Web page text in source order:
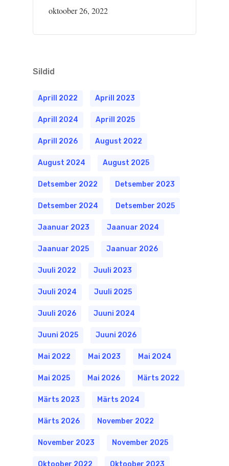
oktoober 26, 2022
Sildid
Aprill 2022 Aprill 2023
Aprill 2024 Aprill 2025
Aprill 2026 August 2022
August 2024 August 2025
Detsember 2022 Detsember 2023
Detsember 2024 Detsember 2025
Jaanuar 2023 Jaanuar 2024
Jaanuar 2025 Jaanuar 2026
Juuli 2022 Juuli 2023
Juuli 2024 Juuli 2025
Juuli 2026 Juuni 2024
Juuni 2025 Juuni 2026
Mai 2022 Mai 2023 Mai 2024
Mai 2025 Mai 2026 Märts 2022
Märts 2023 Märts 2024
Märts 2026 November 2022
November 2023 November 2025
Oktoober 2022 Oktoober 2023